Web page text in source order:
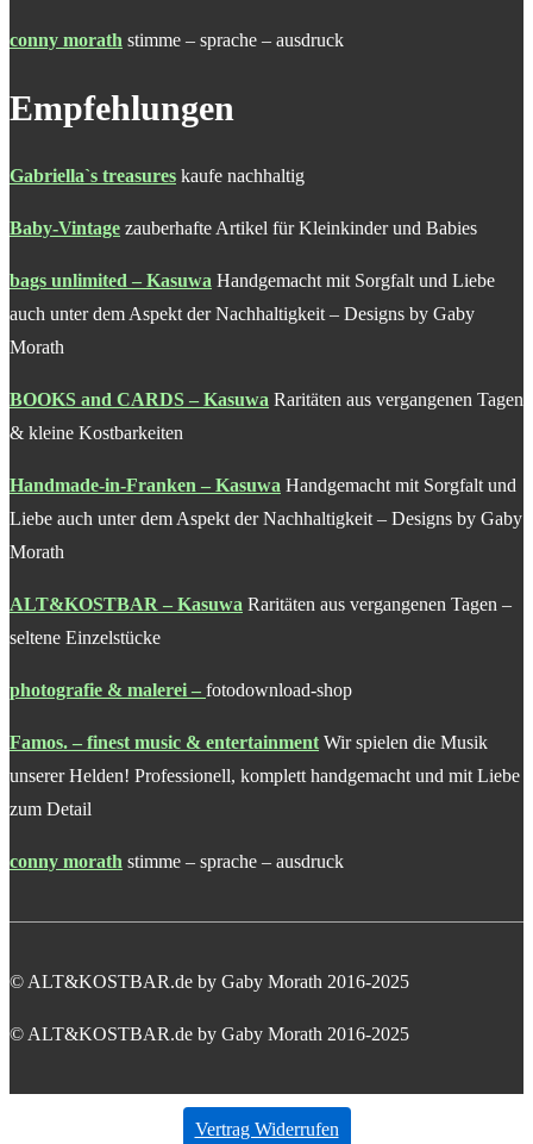
conny morath stimme – sprache – ausdruck
Empfehlungen
Gabriella`s treasures kaufe nachhaltig
Baby-Vintage zauberhafte Artikel für Kleinkinder und Babies
bags unlimited – Kasuwa Handgemacht mit Sorgfalt und Liebe
auch unter dem Aspekt der Nachhaltigkeit – Designs by Gaby
Morath
BOOKS and CARDS – Kasuwa Raritäten aus vergangenen Tagen
& kleine Kostbarkeiten
Handmade-in-Franken – Kasuwa Handgemacht mit Sorgfalt und
Liebe auch unter dem Aspekt der Nachhaltigkeit – Designs by Gaby
Morath
ALT&KOSTBAR – Kasuwa Raritäten aus vergangenen Tagen –
seltene Einzelstücke
photografie & malerei – fotodownload-shop
Famos. – finest music & entertainment Wir spielen die Musik
unserer Helden! Professionell, komplett handgemacht und mit Liebe
zum Detail
conny morath stimme – sprache – ausdruck
© ALT&KOSTBAR.de by Gaby Morath 2016-2025
© ALT&KOSTBAR.de by Gaby Morath 2016-2025
Vertrag Widerrufen